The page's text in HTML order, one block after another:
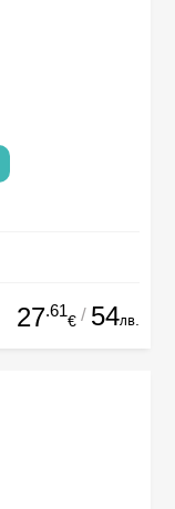
27.61
€ / 54лв.